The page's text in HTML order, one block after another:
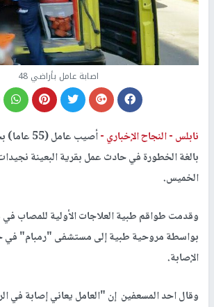
اصابة عامل بأراضي 48
نابلس -النجاح الإخباري -
أصيب
بالغة الخطورة في حادث عمل بقرية البعينة
الخميس.
وقدمت طواقم طبية العلاجات الأولية للمصاب في
بواسطة مروحية طبية إلى مستشفى "رمبام" في
الإصابة.
وقال احد المسعفين إن "العامل يعاني إصابة في